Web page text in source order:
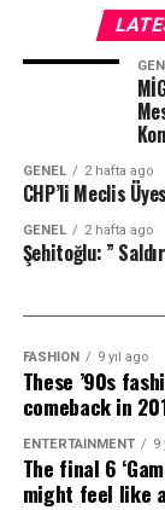
listelerinde
şarkısında
dedi…
Şarkının
üstlendi. Klip;
de dış mekanda
bir ekip
atmosferini
”Umut
Entertaintment
ve klibi ”Umut
Kaynak:
GENEL 2 hafta ago
CHP’li Meclis
GENEL 2 hafta ago
Şehitoğlu: ”
FASHION 9 yıl ago
These ’90s
comeback in
ENTERTAINMENT 9
The final 6
might feel like